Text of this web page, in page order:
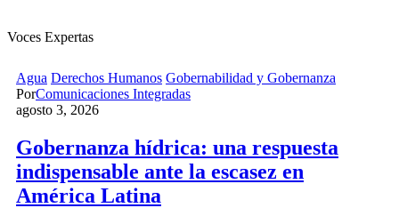
Voces Expertas
Agua Derechos Humanos Gobernabilidad y Gobernanza
PorComunicaciones Integradas
agosto 3, 2026
Gobernanza hídrica: una respuesta
indispensable ante la escasez en
América Latina